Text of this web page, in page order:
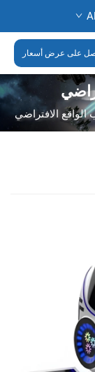
على عرض أسعار
الواقع الافتراضي